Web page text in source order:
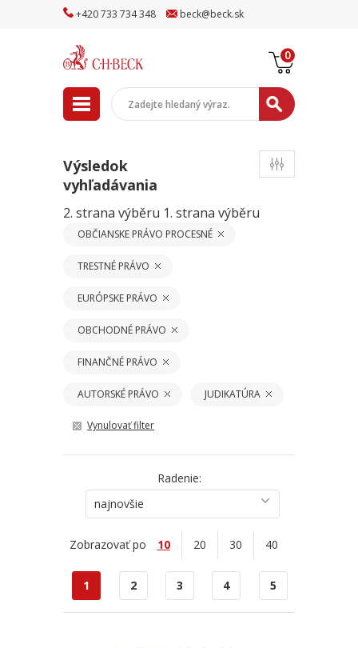
+420733 734348 beck@beck.sk
0
Výsledok
vyhľadávania
2. strana výběru 1. strana výběru
OBČIANSKE PRÁVO PROCESNÉ
TRESTNÉ PRÁVO
EURÓPSKE PRÁVO
OBCHODNÉ PRÁVO
FINANČNÉ PRÁVO
AUTORSKÉ PRÁVO JUDIKATÚRA
Vynulovať filter
Radenie:
najnovšie
Zobrazovať po 10 20 30 40
1 2 3 4 5